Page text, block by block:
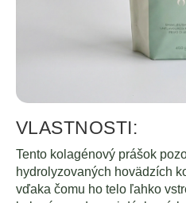
VLASTNOSTI:
Tento kolagénový prášok
hydrolyzovaných hovädzích
vďaka čomu ho telo ľahko